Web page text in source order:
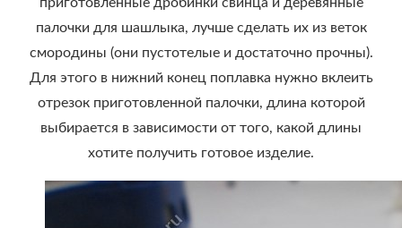
палочки для шашлыка, лучше сделать их из веток
смородины (они пустотелые и достаточно прочны).
Для этого в нижний конец поплавка нужно вклеить
отрезок приготовленной палочки, длина которой
выбирается в зависимости от того, какой длины
хотите получить готовое изделие.